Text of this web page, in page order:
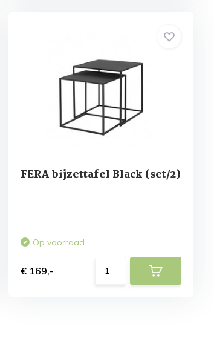
FERA bijzettafel Black (set/2)
Op voorraad
€ 169,-